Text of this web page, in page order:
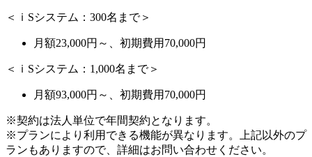
＜ｉSシステム：300名まで＞
月額23,000円～、初期費用70,000円
＜ｉSシステム：1,000名まで＞
月額93,000円～、初期費用70,000円
※契約は法人単位で年間契約となります。
※プランにより利用できる機能が異なります。上記以外のプ
ランもありますので、詳細はお問い合わせください。